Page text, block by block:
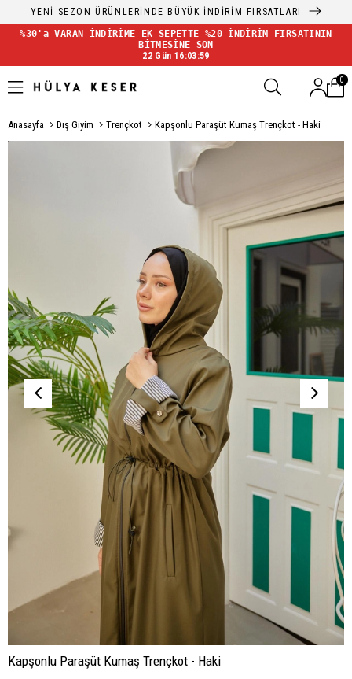
YENİ SEZON ÜRÜNLERİNDE BÜYÜK İNDİRİM FIRSATLARI
%30'a VARAN İNDİRİME EK SEPETTE %20 İNDİRİM FIRSATININ
BİTMESİNE SON
22 Gün 16:03:58
0
Anasayfa Dış Giyim Trençkot Kapşonlu Paraşüt Kumaş Trençkot - Haki
Kapşonlu Paraşüt Kumaş Trençkot - Haki